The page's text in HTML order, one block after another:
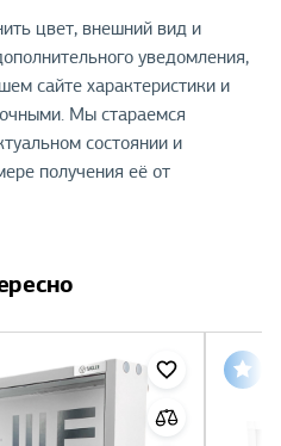
цвет, внешний вид и
уведомления,
сайте характеристики и
Мы стараемся
состоянии и
получения её от